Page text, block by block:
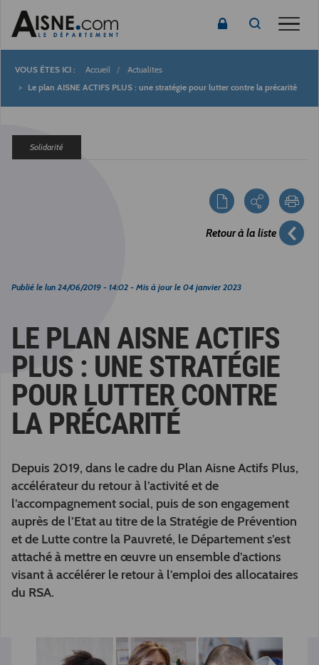
Fil
Accueil
Actualites
Le plan AISNE ACTIFS PLUS : une stratégie pour lutter contre la précarité
Solidarité
Retour à la liste
Publié le lun 24/06/2019 - 14:02 - Mis à jour le 04 janvier 2023
LE PLAN AISNE ACTIFS
PLUS : UNE STRATÉGIE
POUR LUTTER CONTRE
LA PRÉCARITÉ
Depuis 2019, dans le cadre du Plan Aisne Actifs Plus,
accélérateur du retour à l’activité et de
l’accompagnement social, puis de son engagement
auprès de l’Etat au titre de la Stratégie de Prévention
et de Lutte contre la Pauvreté, le Département s’est
attaché à mettre en œuvre un ensemble d’actions
visant à accélérer le retour à l’emploi des allocataires
du RSA.